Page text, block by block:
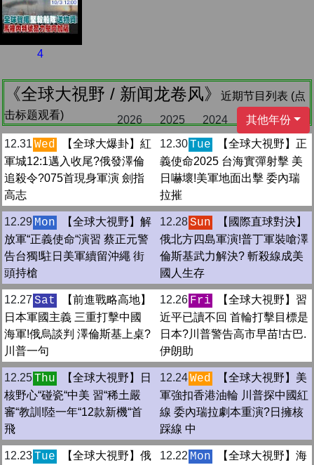
4
《全球大視野 / 新闻龙卷风》
近期节目列表 (点
击标题观看)
2026 2025 2024
其他年份
12.31 Wed
【全球大爆卦】紅
軍城12:1邁入收尾?俄發澤倫
追殺令?075首現身軍演 劍指
高志
12.30Tue
【全球大視野】正
義使命2025 台海實彈射擊 美
日嚇壞!美軍地面出擊 委內瑞
拉摧
12.29 Mon
【全球大視野】解
放軍“正義使命“演習 蔡正元警
告台獨!駐日美軍續留沖繩 街
頭持槍
12.28Sun
【國際直球對決】
俄北方四島軍演!普丁軍裝嗆澤
倫斯基武力解決? 斬殺線成美
國人生存
12.27 Sat
【前進戰略高地】
日本軍國主義 三重打擊中國
海軍!俄烏談判 澤倫斯基上桌?
川普一句
12.26 Fri
【全球大視野】習
近平已讀不回 首輪打擊目標是
日本?川普警告高市早苗!古巴.
伊朗助
12.25Thu
【全球大視野】日
核野心“碰瓷“中美 習“稀土嚴
審“教訓!陸一年“12款新機“首
飛
12.24Wed
【全球大視野】美
軍強扣香港油輪 川普探中國紅
線 委內瑞拉劇本重演?日擁核
踩線 中
12.23Tue
【全球大視野】俄
12.22 Mon
【全球大視野】海